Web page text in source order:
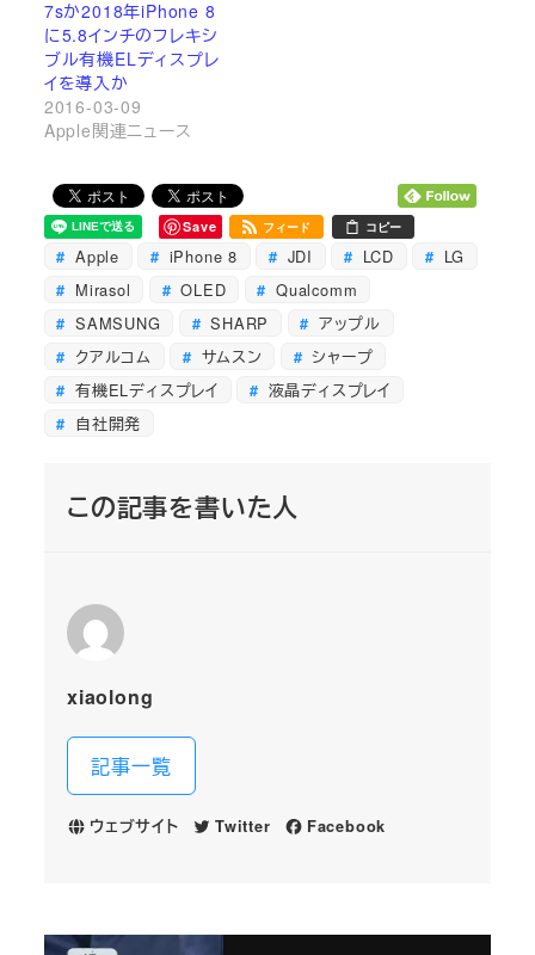
7sか2018年iPhone 8
に5.8インチのフレキシ
ブル有機ELディスプレ
イを導入か
2016-03-09
Apple関連ニュース
Save フィード コピー
Apple iPhone 8 JDI LCD
LG
Mirasol
OLED
Qualcomm
SAMSUNG
SHARP
アップル
クアルコム
サムスン
シャープ
有機ELディスプレイ
液晶ディスプレイ
自社開発
この記事を書いた人
xiaolong
記事一覧
ウェブサイト Twitter Facebook